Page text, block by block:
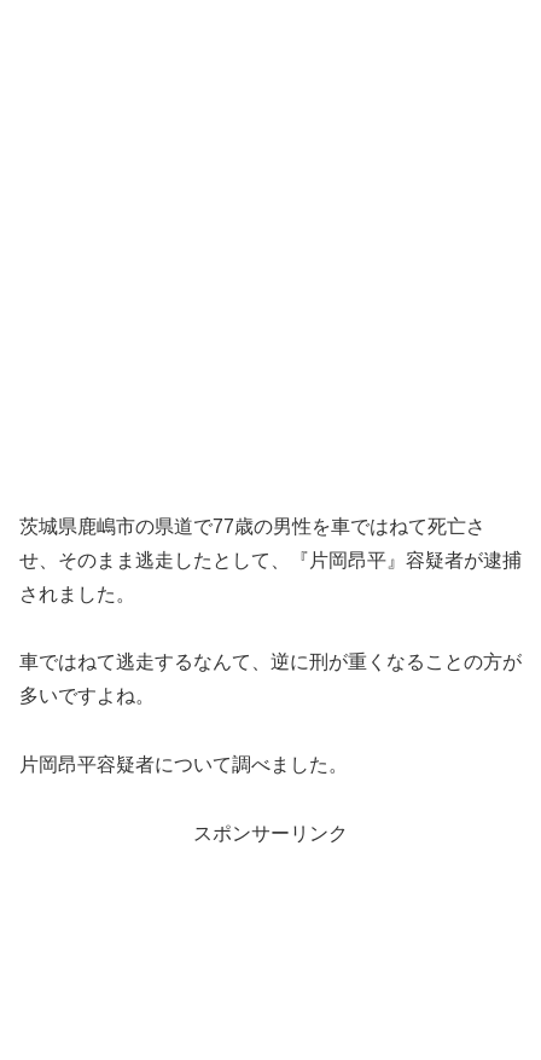
茨城県鹿嶋市の県道で77歳の男性を車ではねて死亡さ
せ、そのまま逃走したとして、『片岡昂平』容疑者が逮捕
されました。
車ではねて逃走するなんて、逆に刑が重くなることの方が
多いですよね。
片岡昂平容疑者について調べました。
スポンサーリンク